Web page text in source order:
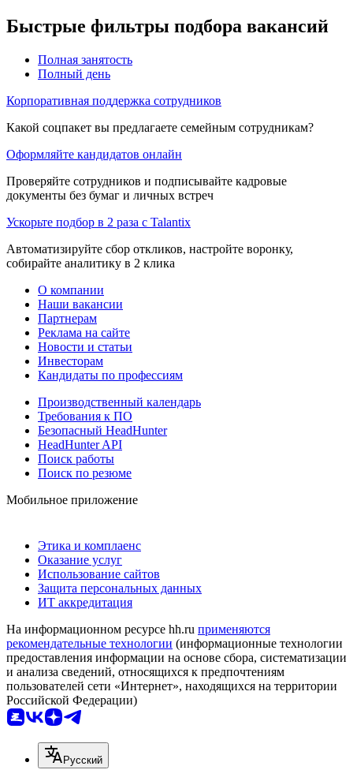
Быстрые фильтры подбора вакансий
Полная занятость
Полный день
Корпоративная поддержка сотрудников
Какой соцпакет вы предлагаете семейным сотрудникам?
Оформляйте кандидатов онлайн
Проверяйте сотрудников и подписывайте кадровые
документы без бумаг и личных встреч
Ускорьте подбор в 2 раза с Talantix
Автоматизируйте сбор откликов, настройте воронку,
собирайте аналитику в 2 клика
О компании
Наши вакансии
Партнерам
Реклама на сайте
Новости и статьи
Инвесторам
Кандидаты по профессиям
Производственный календарь
Требования к ПО
Безопасный HeadHunter
HeadHunter API
Поиск работы
Поиск по резюме
Мобильное приложение
Этика и комплаенс
Оказание услуг
Использование сайтов
Защита персональных данных
ИТ аккредитация
На информационном ресурсе hh.ru применяются
рекомендательные технологии (информационные технологии
предоставления информации на основе сбора, систематизации
и анализа сведений, относящихся к предпочтениям
пользователей сети «Интернет», находящихся на территории
Российской Федерации)
Русский